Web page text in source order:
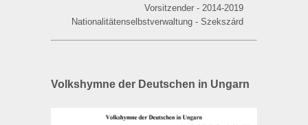
Vorsitzender - 2014-2019
Nationalitätenselbstverwaltung - Szekszárd
Volkshymne der Deutschen in Ungarn